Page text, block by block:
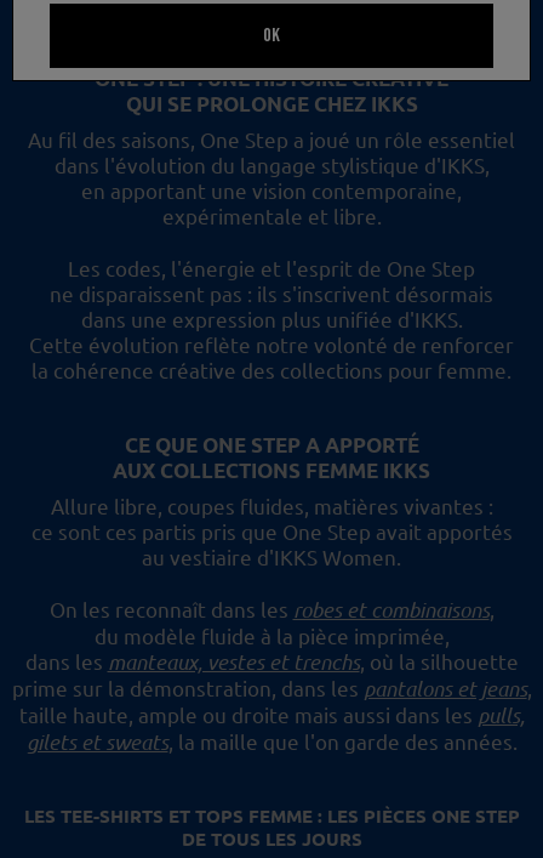
ONE STEP : UNE HISTOIRE CRÉATIVE
QUI SE PROLONGE CHEZ IKKS
Au fil des saisons, One Step a joué un rôle essentiel
dans l'évolution du langage stylistique d'IKKS,
en apportant une vision contemporaine,
expérimentale et libre.
Les codes, l'énergie et l'esprit de One Step
ne disparaissent pas : ils s'inscrivent désormais
dans une expression plus unifiée d'IKKS.
Cette évolution reflète notre volonté de renforcer
la cohérence créative des collections pour femme.
CE QUE ONE STEP A APPORTÉ
AUX COLLECTIONS FEMME IKKS
Allure libre, coupes fluides, matières vivantes :
ce sont ces partis pris que One Step avait apportés
au vestiaire d'IKKS Women.
On les reconnaît dans les robes et combinaisons,
du modèle fluide à la pièce imprimée,
dans les manteaux, vestes et trenchs, où la silhouette
prime sur la démonstration, dans les pantalons et jeans,
taille haute, ample ou droite mais aussi dans les pulls,
gilets et sweats, la maille que l'on garde des années.
LES TEE-SHIRTS ET TOPS FEMME : LES PIÈCES ONE STEP
DE TOUS LES JOURS
OK